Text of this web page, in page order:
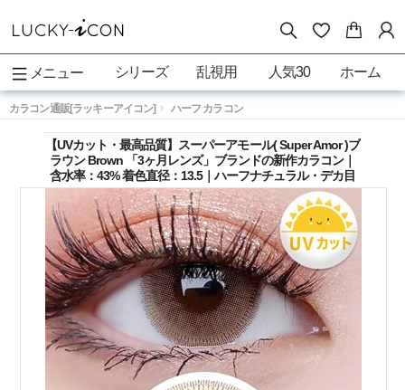
メニュー シリーズ 乱視用 人気30 ホーム
カラコン通販[ラッキーアイコン] ハーフ カラコン
【UVカット・最高品質】スーパーアモール( Super Amor )ブ
ラウン Brown 「3ヶ月レンズ」ブランドの新作カラコン｜
含水率：43% 着色直径：13.5｜ハーフナチュラル・デカ目
高発色